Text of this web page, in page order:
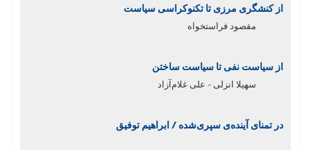
از کنشگری مرزی تا تکنوکراسی سیاست
مقصود فراستخواه
از سیاست نفی تا سیاست ساختن
سهیلا انزلی - علی غلام‌آزاد
در تمنای آینده‌ی سپری‌شده / ابراهیم توفیق